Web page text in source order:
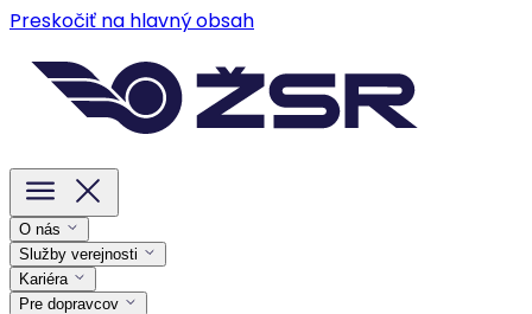
Preskočiť na hlavný obsah
O nás
Služby verejnosti
Kariéra
Pre dopravcov